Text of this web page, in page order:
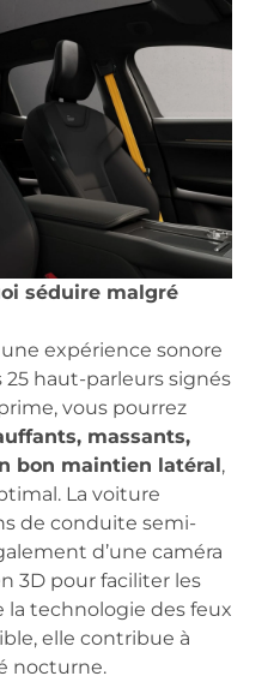
séduire malgré
expérience sonore
25 haut-parleurs signés
vous pourrez
massants,
bon maintien latéral ,
La voiture
de conduite semi-
d’une caméra
3D pour faciliter les
technologie des feux
elle contribue à
nocturne.